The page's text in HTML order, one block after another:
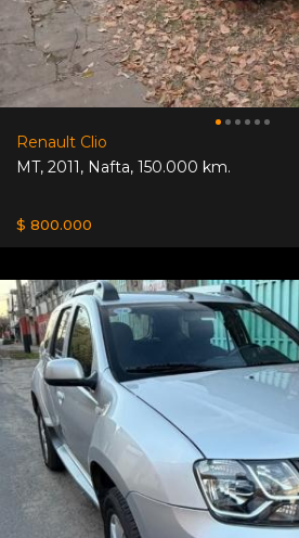
Renault Clio
MT, 2011, Nafta, 150.000 km.
$ 800.000